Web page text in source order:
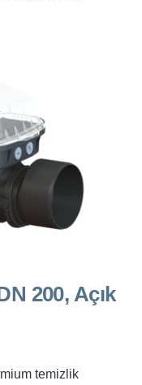
200, Açık
temizlik